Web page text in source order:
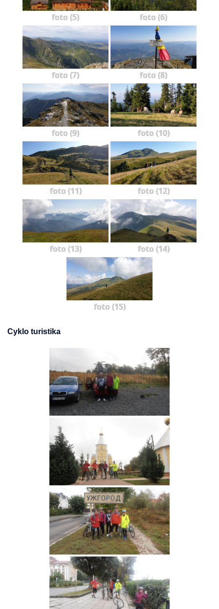
foto (5) foto (6)
foto (7) foto (8)
foto (9) foto (10)
foto (11) foto (12)
foto (13) foto (14)
foto (15)
Cyklo turistika